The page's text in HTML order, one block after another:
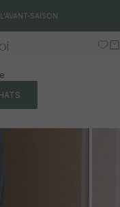
SAISON